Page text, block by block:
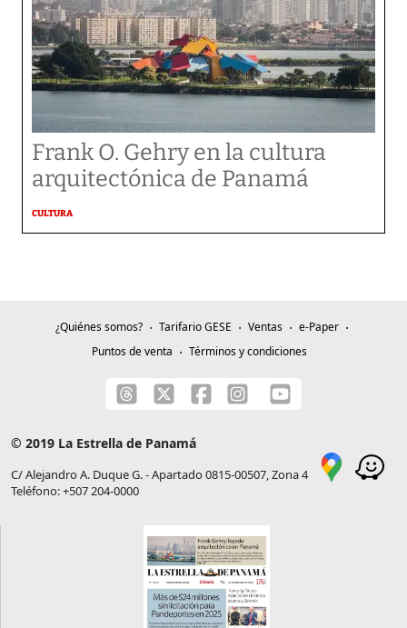
Frank O. Gehry en la cultura
arquitectónica de Panamá
CULTURA
¿Quiénes somos? Tarifario GESE Ventas
e-Paper
Puntos de venta
Términos y condiciones
© 2019 La Estrella de Panamá
C/ Alejandro A. Duque G. - Apartado 0815-00507, Zona 4
Teléfono: +507 204-0000